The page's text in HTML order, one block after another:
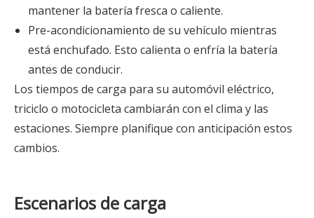
mantener la batería fresca o caliente.
Pre-acondicionamiento de su vehículo mientras
está enchufado. Esto calienta o enfría la batería
antes de conducir.
Los tiempos de carga para su automóvil eléctrico,
triciclo o motocicleta cambiarán con el clima y las
estaciones. Siempre planifique con anticipación estos
cambios.
Escenarios de carga